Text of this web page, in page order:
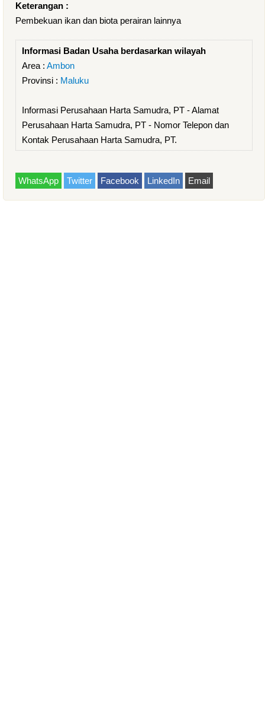
Keterangan :
Pembekuan ikan dan biota perairan lainnya
Informasi Badan Usaha berdasarkan wilayah
Area : Ambon
Provinsi : Maluku
Informasi Perusahaan Harta Samudra, PT - Alamat
Perusahaan Harta Samudra, PT - Nomor Telepon dan
Kontak Perusahaan Harta Samudra, PT.
WhatsApp Twitter Facebook LinkedIn Email